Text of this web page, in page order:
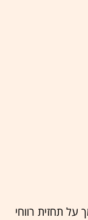
על תחזית רווחי